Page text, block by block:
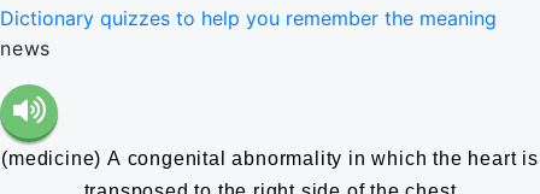
Dictionary quizzes to help you remember the meaning
news
(medicine) A congenital abnormality in which the heart is